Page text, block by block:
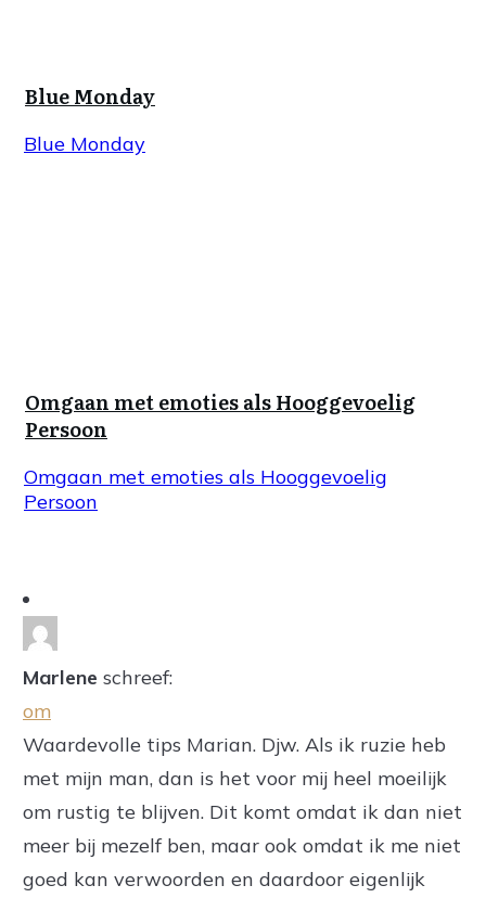
Blue Monday
Blue Monday
Omgaan met emoties als Hooggevoelig
Persoon
Omgaan met emoties als Hooggevoelig
Persoon
Marlene schreef:
om
Waardevolle tips Marian. Djw. Als ik ruzie heb
met mijn man, dan is het voor mij heel moeilijk
om rustig te blijven. Dit komt omdat ik dan niet
meer bij mezelf ben, maar ook omdat ik me niet
goed kan verwoorden en daardoor eigenlijk